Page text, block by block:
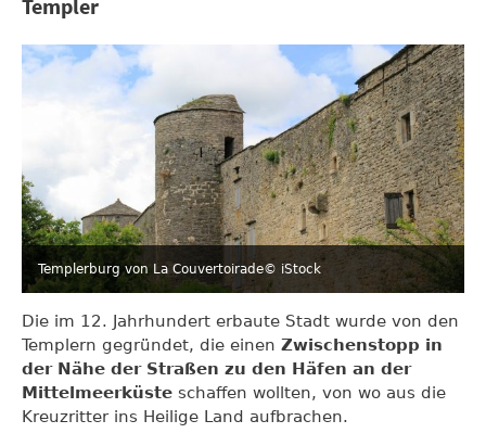
Templer
Templerburg von La Couvertoirade© iStock
Die im 12. Jahrhundert erbaute Stadt wurde von den
Templern gegründet, die einen Zwischenstopp in
der Nähe der Straßen zu den Häfen an der
Mittelmeerküste schaffen wollten, von wo aus die
Kreuzritter ins Heilige Land aufbrachen.